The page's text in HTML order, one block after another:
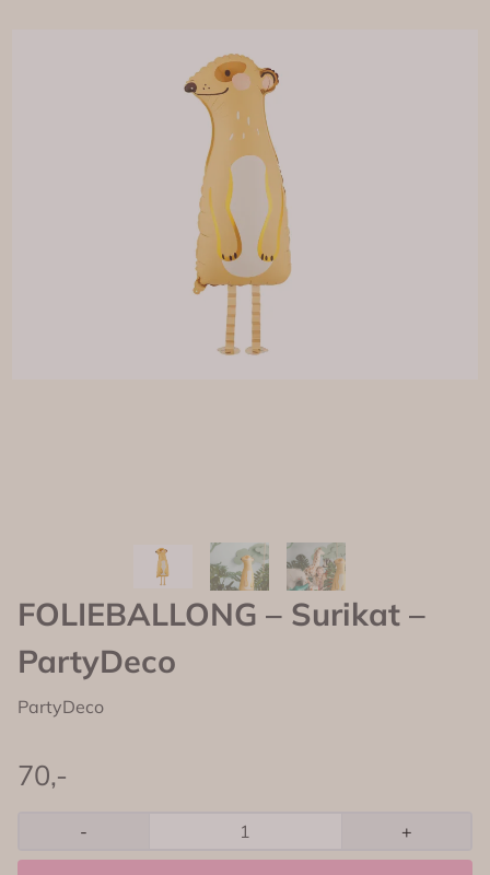
FOLIEBALLONG – Surikat –
PartyDeco
PartyDeco
70,-
- +